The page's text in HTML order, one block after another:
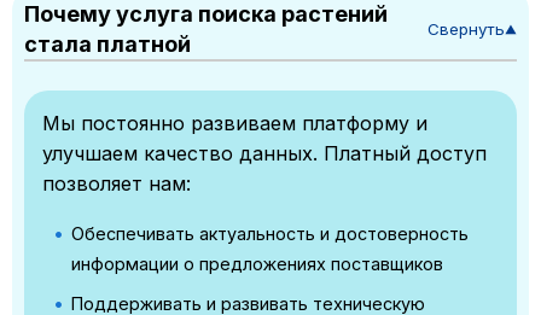
Почему услуга поиска растений
стала платной
Свернуть▼
Мы постоянно развиваем платформу и
улучшаем качество данных. Платный доступ
позволяет нам:
Обеспечивать актуальность и достоверность
информации о предложениях поставщиков
Поддерживать и развивать техническую